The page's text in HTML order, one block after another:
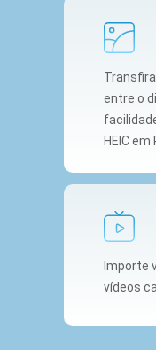
entre o
HEIC em
Importe
vídeos